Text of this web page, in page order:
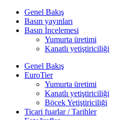
Genel Bakış
Basın yayınları
Basın İncelemesi
Yumurta üretimi
Kanatlı yetiştiriciliği
Genel Bakış
EuroTier
Yumurta üretimi
Kanatlı yetiştiriciliği
Böcek Yetiştiriciliği
Ticari fuarlar / Tarihler